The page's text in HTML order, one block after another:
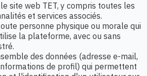
site web TET, y compris toutes les
et services associés.
personne physique ou morale qui
la plateforme, avec ou sans
des données (adresse e-mail,
de profil) qui permettent